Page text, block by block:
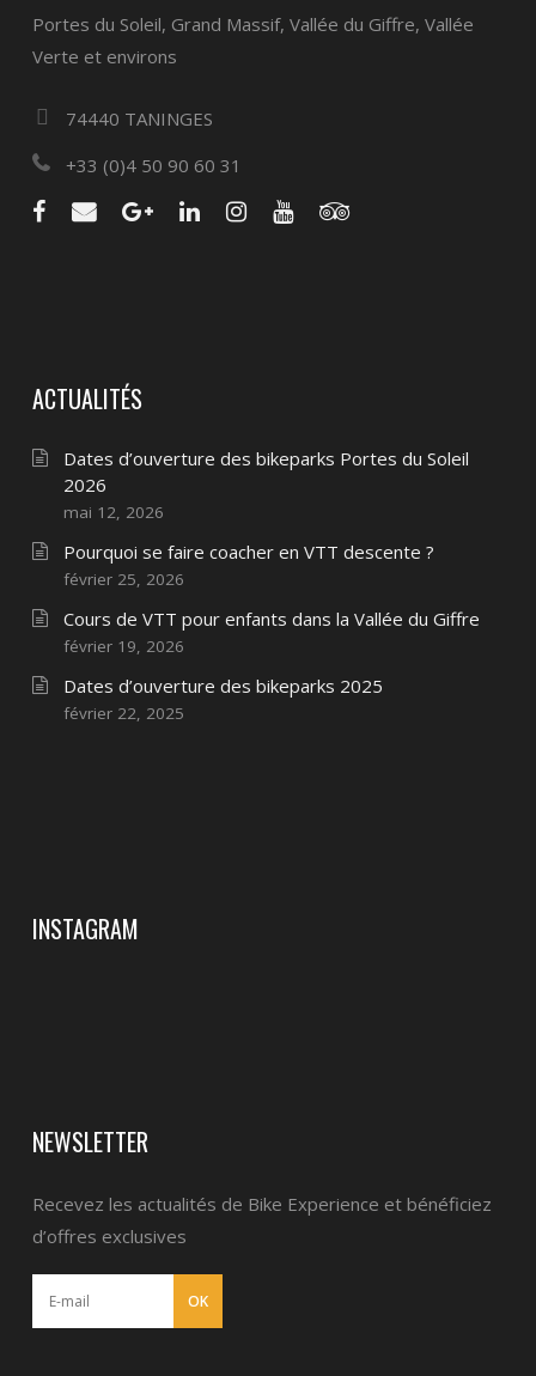
Portes du Soleil, Grand Massif, Vallée du Giffre, Vallée
Verte et environs
74440 TANINGES
+33 (0)4 50 90 60 31
ACTUALITÉS
Dates d’ouverture des bikeparks Portes du Soleil
2026
mai 12, 2026
Pourquoi se faire coacher en VTT descente ?
février 25, 2026
Cours de VTT pour enfants dans la Vallée du Giffre
février 19, 2026
Dates d’ouverture des bikeparks 2025
février 22, 2025
INSTAGRAM
NEWSLETTER
Recevez les actualités de Bike Experience et bénéficiez
d’offres exclusives